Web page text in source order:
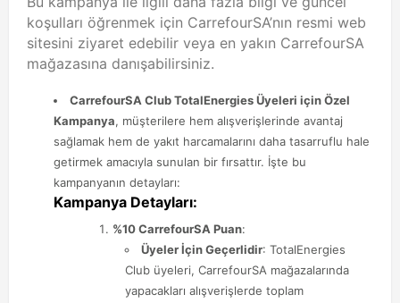
koşulları öğrenmek için CarrefourSA’nın resmi web
sitesini ziyaret edebilir veya en yakın CarrefourSA
mağazasına danışabilirsiniz.
CarrefourSA Club TotalEnergies Üyeleri için Özel
Kampanya, müşterilere hem alışverişlerinde avantaj
sağlamak hem de yakıt harcamalarını daha tasarruflu hale
getirmek amacıyla sunulan bir fırsattır. İşte bu
kampanyanın detayları:
Kampanya Detayları:
%10 CarrefourSA Puan:
Üyeler İçin Geçerlidir: TotalEnergies
Club üyeleri, CarrefourSA mağazalarında
yapacakları alışverişlerde toplam